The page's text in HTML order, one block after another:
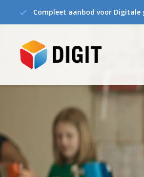
Compleet aanbod voor Digitale